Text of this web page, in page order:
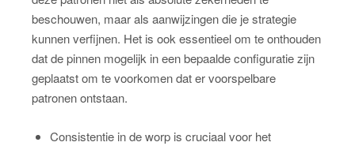
beschouwen, maar als aanwijzingen die je strategie
kunnen verfijnen. Het is ook essentieel om te onthouden
dat de pinnen mogelijk in een bepaalde configuratie zijn
geplaatst om te voorkomen dat er voorspelbare
patronen ontstaan.
Consistentie in de worp is cruciaal voor het